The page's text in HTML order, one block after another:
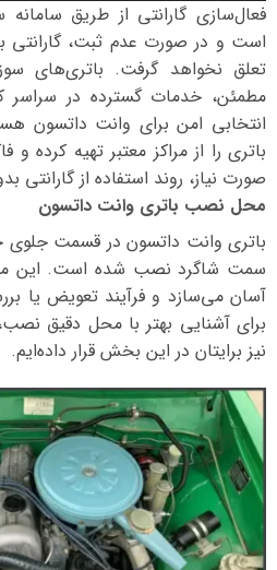
فعال‌سازی گارانتی از طریق سامانه
است و در صورت عدم ثبت، گارانتی
تعلق نخواهد گرفت. باتری‌های
مطمئن، خدمات گسترده در سراسر
انتخابی امن برای وانت داتسون
باتری را از مراکز معتبر تهیه کرده و
صورت نیاز، روند استفاده از
محل نصب باتری وانت داتسون
باتری وانت داتسون در قسمت جلوی
سمت شاگرد نصب شده است. این
آسان می‌سازد و فرآیند تعویض یا
برای آشنایی بهتر با محل دقیق
نیز برایتان در این بخش قرار داده‌ایم.